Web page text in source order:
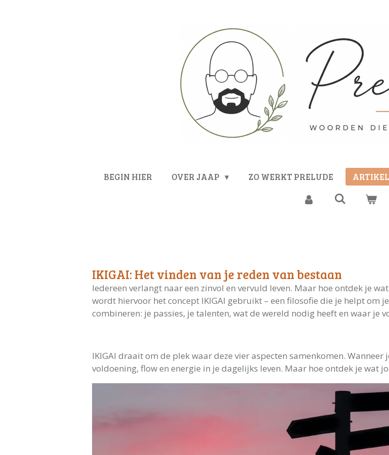
BEGIN HIER OVER JAAP ZO WERKT PRELUDE
IKIGAI: Het vinden van je reden van bestaan
Iedereen verlangt naar een zinvol en vervuld leven. Maar hoe ontdek je
wordt hiervoor het concept IKIGAI gebruikt – een filosofie die je helpt om
combineren: je passies, je talenten, wat de wereld nodig heeft en waar je
IKIGAI draait om de plek waar deze vier aspecten samenkomen.
voldoening, flow en energie in je dagelijks leven. Maar hoe ontdek je wat